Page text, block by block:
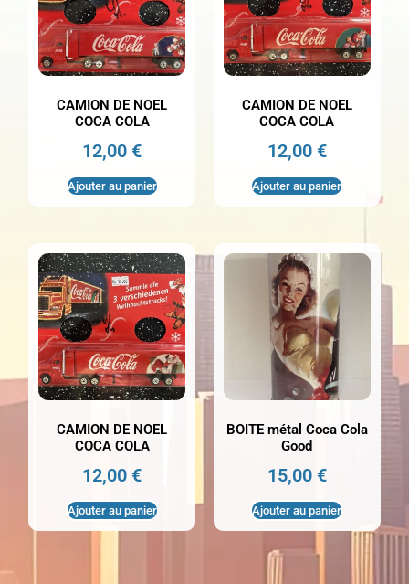
CAMION DE NOEL
COCA COLA
12,00€
Ajouter au panier
CAMION DE NOEL
COCA COLA
12,00 €
Ajouter au panier
CAMION DE NOEL
COCA COLA
12,00€
Ajouter au panier
BOITE métal Coca Cola
Good
15,00 €
Ajouter au panier